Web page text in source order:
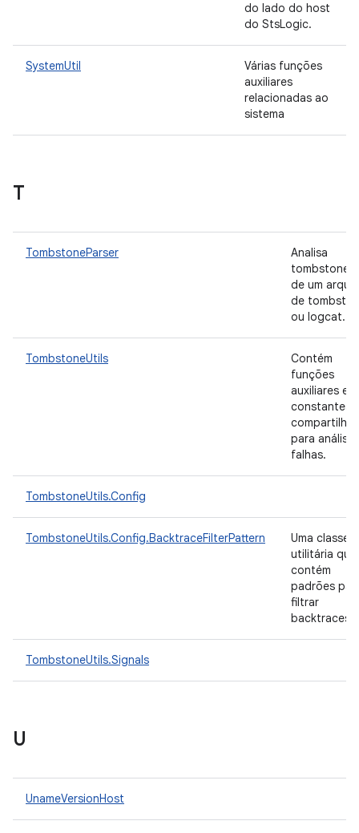
do lado do host
do StsLogic.
SystemUtil
Várias funções
auxiliares
relacionadas ao
sistema
T
TombstoneParser
Analisa
tombstones
de um
de
ou logcat.
TombstoneUtils
Contém
funções
auxiliares e
constantes
para análise
falhas.
TombstoneUtils.Config
TombstoneUtils.Config.BacktraceFilterPattern
Uma classe
utilitária que
contém
padrões
filtrar
backtraces.
TombstoneUtils.Signals
U
UnameVersionHost